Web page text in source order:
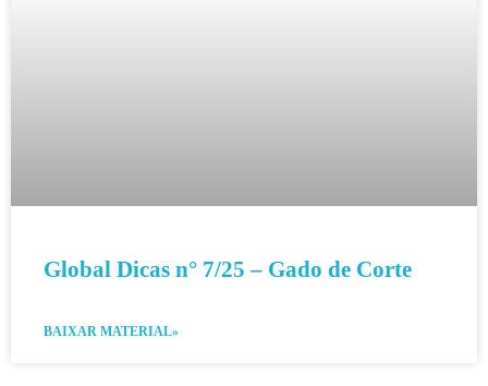
Global Dicas n° 7/25 – Gado de Corte
BAIXAR MATERIAL»